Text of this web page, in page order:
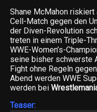
Shane McMahon
Cell-Match gegen den
der Diven-Revolution
treten in einem Triple-
WWE-Women’s-
seine bisher schwerste
Fight ohne Regeln
Abend werden WWE
werden bei
Teaser: